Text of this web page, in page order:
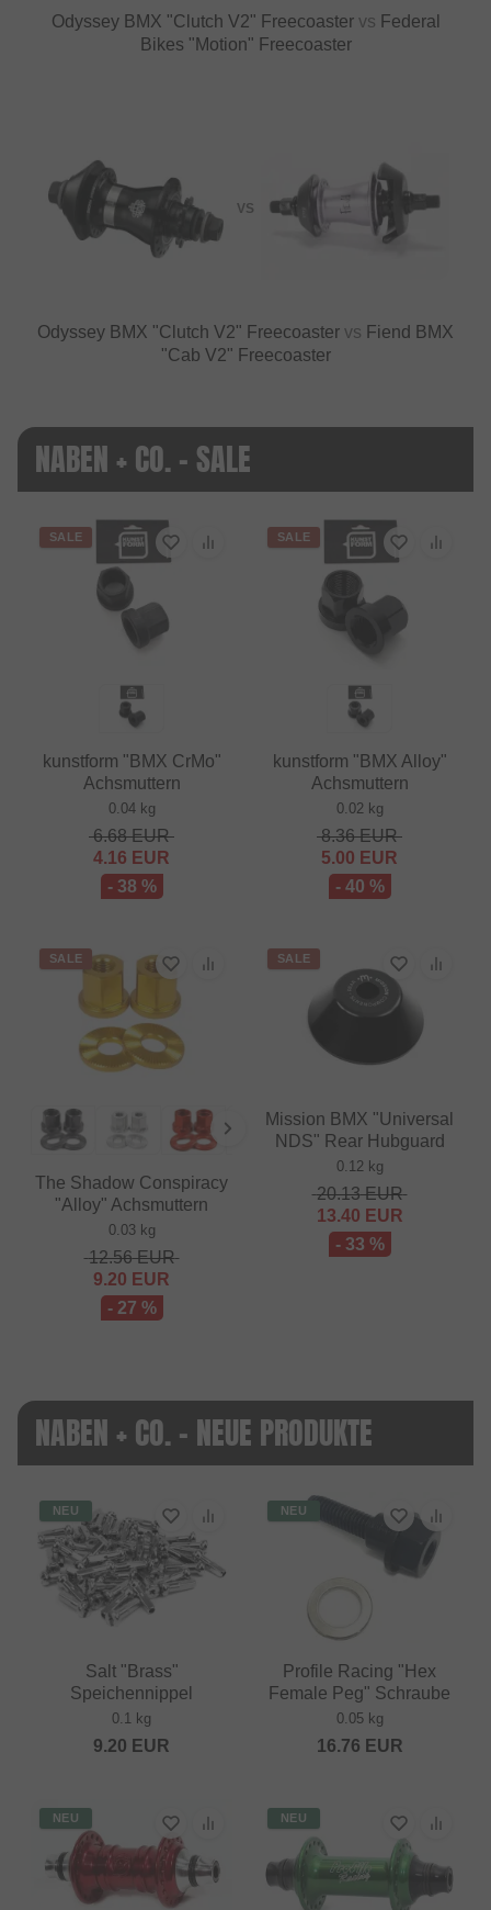
Odyssey BMX "Clutch V2" Freecoaster vs Federal
Bikes "Motion" Freecoaster
VS
Odyssey BMX "Clutch V2" Freecoaster vs Fiend BMX
"Cab V2" Freecoaster
NABEN + CO. - SALE
SALE
kunstform "BMX CrMo"
Achsmuttern
0.04 kg
6.68EUR
4.16 EUR
- 38 %
SALE
kunstform "BMX Alloy"
Achsmuttern
0.02 kg
8.36EUR
5.00 EUR
- 40 %
SALE
The Shadow Conspiracy
"Alloy" Achsmuttern
0.03 kg
12.56EUR
9.20 EUR
- 27 %
SALE
Mission BMX "Universal
NDS" Rear Hubguard
0.12 kg
20.13EUR
13.40 EUR
- 33 %
NABEN + CO. - NEUE PRODUKTE
NEU
Salt "Brass"
Speichennippel
0.1 kg
9.20 EUR
NEU
Profile Racing "Hex
Female Peg" Schraube
0.05 kg
16.76 EUR
NEU NEU